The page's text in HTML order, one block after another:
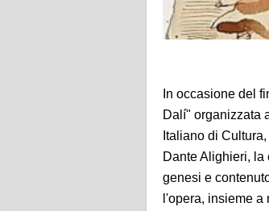
In occasione del
Dalí" organizzata
Italiano di
Dante Alighieri, la
genesi e
l'opera, insieme